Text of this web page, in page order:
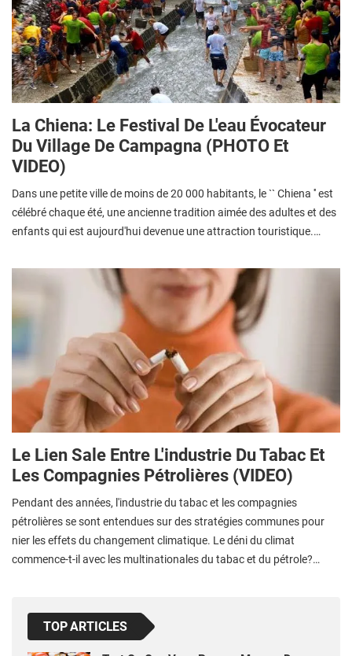
La Chiena: Le Festival De L'eau Évocateur
Du Village De Campagna (PHOTO Et
VIDEO)
Dans une petite ville de moins de 20 000 habitants, le `` Chiena '' est
célébré chaque été, une ancienne tradition aimée des adultes et des
enfants qui est aujourd'hui devenue une attraction touristique.…
Le Lien Sale Entre L'industrie Du Tabac Et
Les Compagnies Pétrolières (VIDEO)
Pendant des années, l'industrie du tabac et les compagnies
pétrolières se sont entendues sur des stratégies communes pour
nier les effets du changement climatique. Le déni du climat
commence-t-il avec les multinationales du tabac et du pétrole?…
TOP ARTICLES